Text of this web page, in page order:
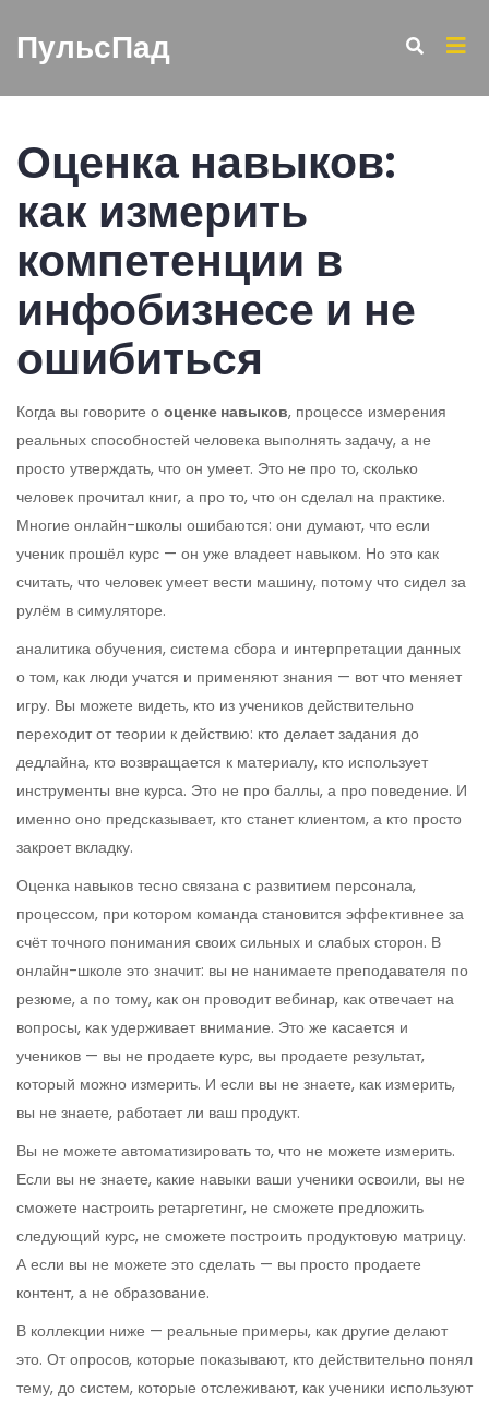
ПульсПад
Оценка навыков:
как измерить
компетенции в
инфобизнесе и не
ошибиться
Когда вы говорите о оценке навыков, процессе измерения
реальных способностей человека выполнять задачу, а не
просто утверждать, что он умеет. Это не про то, сколько
человек прочитал книг, а про то, что он сделал на практике.
Многие онлайн-школы ошибаются: они думают, что если
ученик прошёл курс — он уже владеет навыком. Но это как
считать, что человек умеет вести машину, потому что сидел за
рулём в симуляторе.
аналитика обучения, система сбора и интерпретации данных
о том, как люди учатся и применяют знания — вот что меняет
игру. Вы можете видеть, кто из учеников действительно
переходит от теории к действию: кто делает задания до
дедлайна, кто возвращается к материалу, кто использует
инструменты вне курса. Это не про баллы, а про поведение. И
именно оно предсказывает, кто станет клиентом, а кто просто
закроет вкладку.
Оценка навыков тесно связана с развитием персонала,
процессом, при котором команда становится эффективнее за
счёт точного понимания своих сильных и слабых сторон. В
онлайн-школе это значит: вы не нанимаете преподавателя по
резюме, а по тому, как он проводит вебинар, как отвечает на
вопросы, как удерживает внимание. Это же касается и
учеников — вы не продаете курс, вы продаете результат,
который можно измерить. И если вы не знаете, как измерить,
вы не знаете, работает ли ваш продукт.
Вы не можете автоматизировать то, что не можете измерить.
Если вы не знаете, какие навыки ваши ученики освоили, вы не
сможете настроить ретаргетинг, не сможете предложить
следующий курс, не сможете построить продуктовую матрицу.
А если вы не можете это сделать — вы просто продаете
контент, а не образование.
В коллекции ниже — реальные примеры, как другие делают
это. От опросов, которые показывают, кто действительно понял
тему, до систем, которые отслеживают, как ученики используют